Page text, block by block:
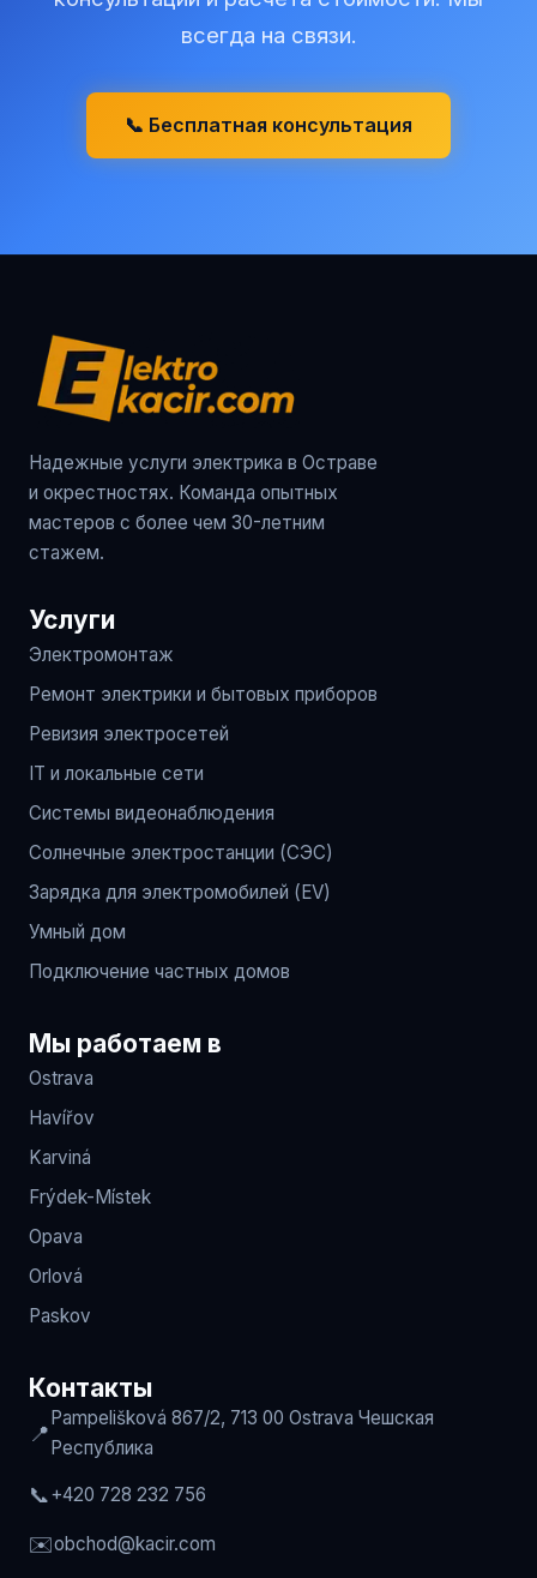
всегда на связи.
📞 Бесплатная консультация
Надежные услуги электрика в Остраве
и окрестностях. Команда опытных
мастеров с более чем 30-летним
стажем.
Услуги
Электромонтаж
Ремонт электрики и бытовых приборов
Ревизия электросетей
IT и локальные сети
Системы видеонаблюдения
Солнечные электростанции (СЭС)
Зарядка для электромобилей (EV)
Умный дом
Подключение частных домов
Мы работаем в
Ostrava
Havířov
Karviná
Frýdek-Místek
Opava
Orlová
Paskov
Контакты
📍
Pampelišková 867/2, 713 00 Ostrava Чешская
Республика
📞+420 728 232 756
✉️obchod@kacir.com